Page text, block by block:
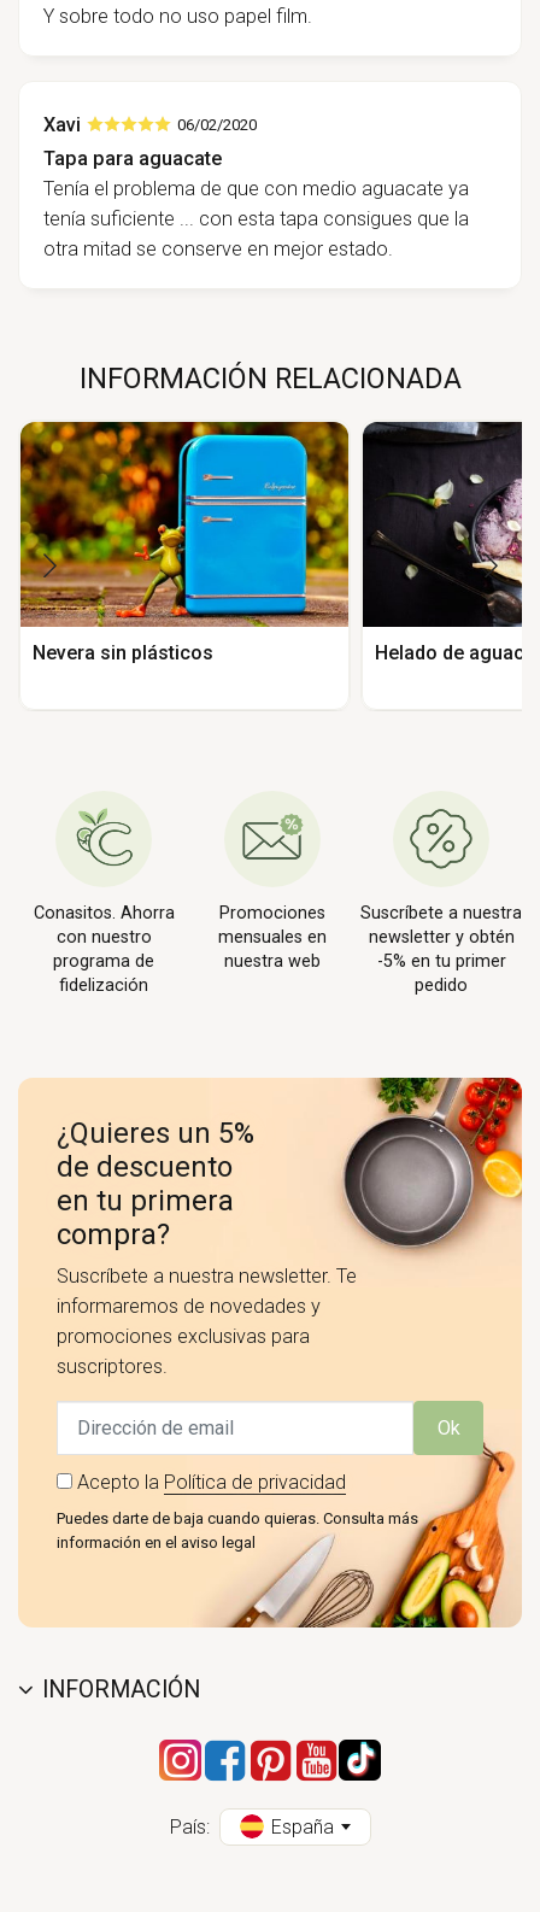
Y sobre todo no uso papel film.
Xavi 06/02/2020
Tapa para aguacate
Tenía el problema de que con medio aguacate ya
tenía suficiente ... con esta tapa consigues que la
otra mitad se conserve en mejor estado.
INFORMACIÓN RELACIONADA
Nevera sin plásticos Helado de
Conasitos. Ahorra
con nuestro
programa de
fidelización
Promociones
mensuales en
nuestra web
Suscríbete a nuestra
newsletter y obtén
-5% en tu primer
pedido
¿Quieres un 5%
de descuento
en tu primera
compra?
Suscríbete a nuestra newsletter. Te
informaremos de novedades y
promociones exclusivas para
suscriptores.
Ok
Acepto la Política de privacidad
Puedes darte de baja cuando quieras. Consulta más
información en el aviso legal
INFORMACIÓN
País: España